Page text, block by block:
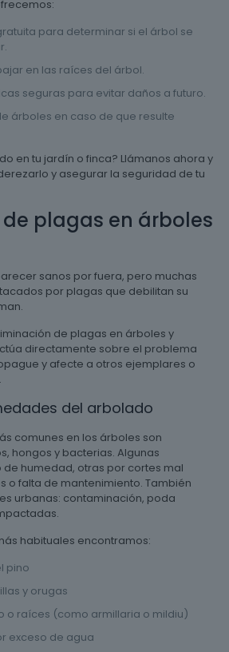
para determinar si el árbol se
en las raíces del árbol.
seguras para evitar daños a futuro.
árboles en caso de que resulte
en tu jardín o finca? Llámanos ahora y
y asegurar la seguridad de tu
de plagas en árboles
sanos por fuera, pero muchas
por plagas que debilitan su
de plagas en árboles y
directamente sobre el problema
y afecte a otros ejemplares o
del arbolado
comunes en los árboles son
hongos y bacterias. Algunas
humedad, otras por cortes mal
o falta de mantenimiento. También
urbanas: contaminación, poda
habituales encontramos:
pino
y orugas
o raíces (como armillaria o mildiu)
exceso de agua